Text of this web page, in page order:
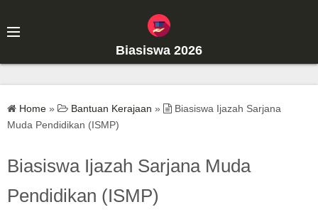
p
Biasiswa 2026
Home » Bantuan Kerajaan »
Biasiswa Ijazah Sarjana
Muda Pendidikan (ISMP)
Biasiswa Ijazah Sarjana Muda
Pendidikan (ISMP)